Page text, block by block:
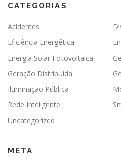
CATEGORIAS
Acidentes
Eficiência Energética
Energia Solar Fotovoltaica
Geração Distribuída
Iluminação Pública
Rede Inteligente
Uncategorized
META